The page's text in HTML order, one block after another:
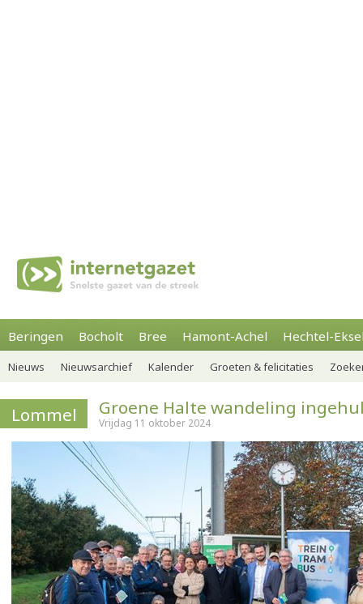
Beringen Bocholt Bree Hamont-Achel Hechtel-
Nieuws Nieuwsarchief Kalender Groeten & felicitaties
Lommel Groene Halte wandeling
Vrijdag 11 oktober 2024